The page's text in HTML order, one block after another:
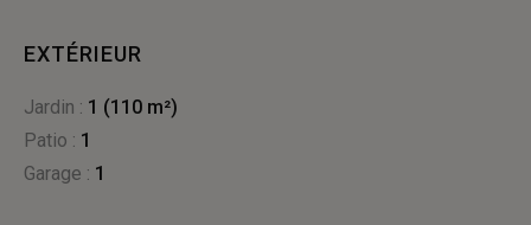
EXTÉRIEUR
jardin :
1 (110 m²)
patio : 1
garage : 1